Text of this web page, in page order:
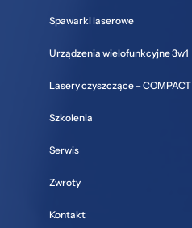
Spawarki laserowe
Urządzenia wielofunkcyjne 3w1
Lasery czyszczące – COMPACT
Szkolenia
Serwis
Zwroty
Kontakt